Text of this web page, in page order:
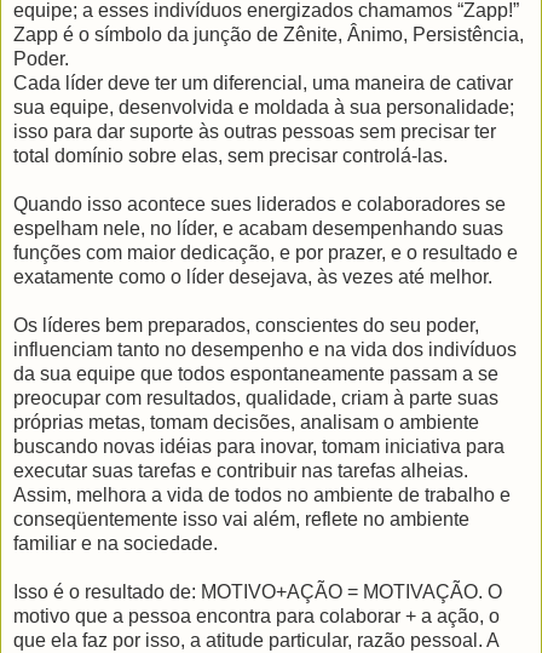
equipe; a esses indivíduos energizados chamamos “Zapp!”
Zapp é o símbolo da junção de Zênite, Ânimo, Persistência,
Poder.
Cada líder deve ter um diferencial, uma maneira de cativar
sua equipe, desenvolvida e moldada à sua personalidade;
isso para dar suporte às outras pessoas sem precisar ter
total domínio sobre elas, sem precisar controlá-las.
Quando isso acontece sues liderados e colaboradores se
espelham nele, no líder, e acabam desempenhando suas
funções com maior dedicação, e por prazer, e o resultado e
exatamente como o líder desejava, às vezes até melhor.
Os líderes bem preparados, conscientes do seu poder,
influenciam tanto no desempenho e na vida dos indivíduos
da sua equipe que todos espontaneamente passam a se
preocupar com resultados, qualidade, criam à parte suas
próprias metas, tomam decisões, analisam o ambiente
buscando novas idéias para inovar, tomam iniciativa para
executar suas tarefas e contribuir nas tarefas alheias.
Assim, melhora a vida de todos no ambiente de trabalho e
conseqüentemente isso vai além, reflete no ambiente
familiar e na sociedade.
Isso é o resultado de: MOTIVO+AÇÃO = MOTIVAÇÃO. O
motivo que a pessoa encontra para colaborar + a ação, o
que ela faz por isso, a atitude particular, razão pessoal. A